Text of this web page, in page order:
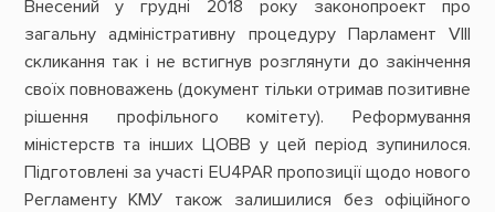
Внесений у грудні 2018 року законопроект про
загальну адміністративну процедуру Парламент VІІІ
скликання так і не встигнув розглянути до закінчення
своїх повноважень (документ тільки отримав позитивне
рішення профільного комітету). Реформування
міністерств та інших ЦОВВ у цей період зупинилося.
Підготовлені за участі EU4PAR пропозиції щодо нового
Регламенту КМУ також залишилися без офіційного